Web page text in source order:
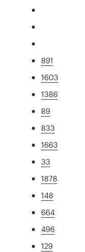
891
1603
1386
89
833
1663
33
1878
148
664
496
129